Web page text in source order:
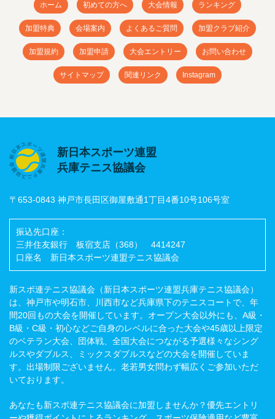
ホーム 初めての方へ 大会情報 ランキング
加盟特典 会場案内 よくあるご質問 加盟クラブ紹介
加盟規約 加盟申請 大会エントリー お問い合わせ
サイトマップ 関連リンク Instagram
新日本スポーツ連盟
兵庫テニス協議会
〒653-0843 神戸市長田区御屋敷通1丁目4番10号106号室
振込先口座：
三井住友銀行 板宿支店（368） 4414247
口座名 新日本スポーツ連盟テニス協議会
新スポ連テニス協議会（新日本スポーツ連盟兵庫テニス協議会）
は、神戸市や明石市、川西市など兵庫県下のテニスコートで、年
間20回もの大会を開催しています。オープン大会以外にも、A級・
B級・C級・初心などご自身のレベルに合った大会や45歳以上限定
のベテラン大会、団体戦、全国大会につながる予選様々なシング
ルスやダブルス、ミックスダブルスなどの大会を開催していま
す。出場制限ございません。老若男女問わず幅広くご参加いただ
いております。
あなたも新スポ連テニス協議会に加盟しませんか？優先エントリ